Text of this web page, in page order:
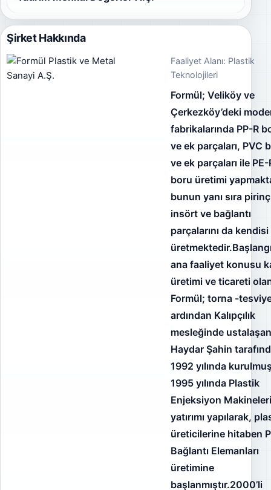
Şirket Hakkında
Faaliyet Alanı: Plastik
Teknolojileri
Formül; Veliköy ve
Çerkezköy’deki
fabrikalarında PP-R
ve ek parçaları, PVC
ve ek parçaları ile PE-
boru üretimi
bunun yanı sıra pirinç
insört ve bağlantı
parçalarını da kendisi
ana faaliyet konusu
üretimi ve ticareti
Formül; torna -
ardından Kalıpçılık
mesleğinde
Haydar Şahin
1992 yılında
1995 yılında Plastik
Enjeksiyon
yatırımı yapılarak,
üreticilerine hitaben
Bağlantı Elemanları
üretimine
başlanmıştır.2000’li